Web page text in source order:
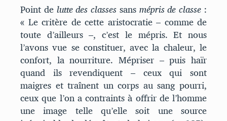
Point delutte des classessansmépris de classe :
« Le critère de cette aristocratie – comme de
toute d’ailleurs –, c’est le mépris. Et nous
l’avons vue se constituer, avec la chaleur, le
confort, la nourriture. Mépriser – puis haïr
quand ils revendiquent – ceux qui sont
maigres et traînent un corps au sang pourri,
ceux que l’on a contraints à offrir de l’homme
une image telle qu’elle soit une source